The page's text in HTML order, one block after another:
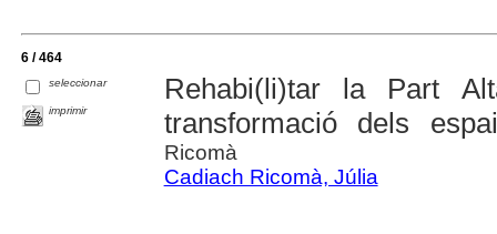
6 / 464
seleccionar
imprimir
Rehabi(li)tar la Part
transformació dels
Ricomà
Cadiach Ricomà, Júlia